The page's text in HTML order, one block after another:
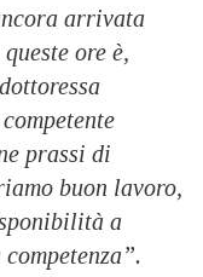
arrivata
ore è,
prassi di
buon lavoro,
a